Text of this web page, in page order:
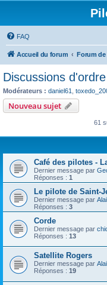
FAQ
Accueil du forum
Discussions
Modérateurs : daniel61
Nouveau sujet
61
Café des pilotes -
Dernier message par
Réponses : 1
Le pilote de Saint-
Dernier message par
Réponses : 3
Corde
Dernier message par
Réponses : 13
Satellite Rogers
Dernier message par
Réponses : 19